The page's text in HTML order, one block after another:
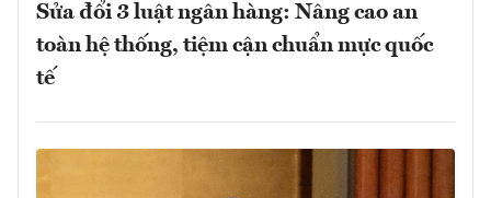
Sửa đổi 3 luật ngân hàng: Nâng cao an
toàn hệ thống, tiệm cận chuẩn mực quốc
tế